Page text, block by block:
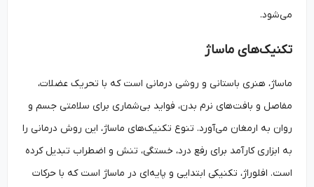
می‌شود.
تکنیک‌های ماساژ
ماساژ، هنری باستانی و روشی درمانی است که با تحریک عضلات،
مفاصل و بافت‌های نرم بدن، فواید بی‌شماری برای سلامتی جسم و
روان به ارمغان می‌آورد. تنوع تکنیک‌های ماساژ، این روش درمانی را
به ابزاری کارآمد برای رفع درد، خستگی، تنش و اضطراب تبدیل کرده
است. افلوراژ، تکنیکی ابتدایی و پایه‌ای در ماساژ است که با حرکات